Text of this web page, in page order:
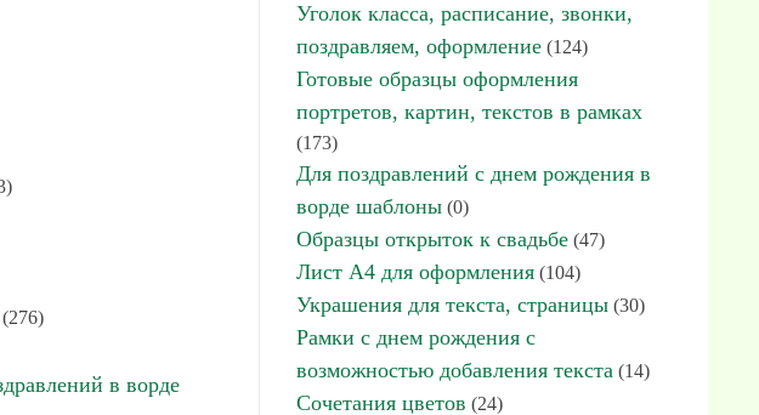
(276)
в ворде
Уголок класса, расписание, звонки,
поздравляем, оформление (124)
Готовые образцы оформления
портретов, картин, текстов в рамках
(173)
Для поздравлений с днем рождения в
ворде шаблоны (0)
Образцы открыток к свадьбе (47)
Лист А4 для оформления (104)
Украшения для текста, страницы (30)
Рамки с днем рождения с
возможностью добавления текста (14)
Сочетания цветов (24)